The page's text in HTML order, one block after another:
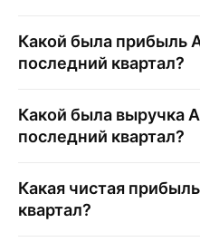
Какой была прибыль
последний квартал?
Какой была выручка
последний квартал?
Какая чистая прибыль
квартал?